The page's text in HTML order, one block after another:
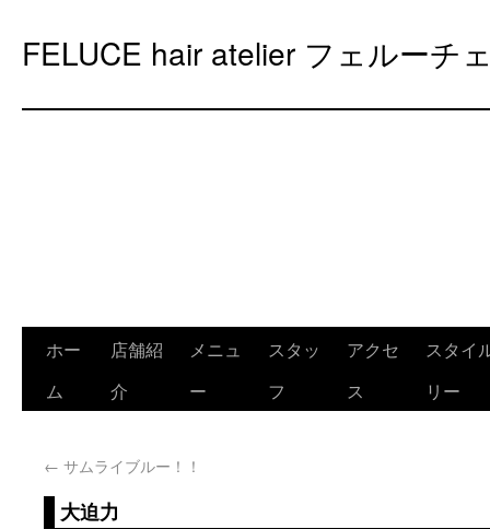
FELUCE hair atelier フェルーチ
ホー
ム
店舗紹
介
メニュ
ー
スタッ
フ
アクセ
ス
スタイ
リー
← サムライブルー！！
大迫力